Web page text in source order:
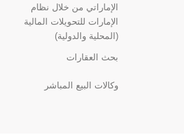
الإماراتي من خلال نظام
الإمارات للتحويلات المالية
(المحلية والدولية)
بحث العقارات
وكالات البيع المباشر